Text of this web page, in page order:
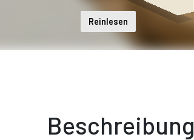
Reinlesen
Beschreibung